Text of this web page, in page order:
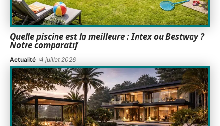
Quelle piscine est la meilleure : Intex ou Bestway ?
Notre comparatif
Actualité 4 juillet 2026